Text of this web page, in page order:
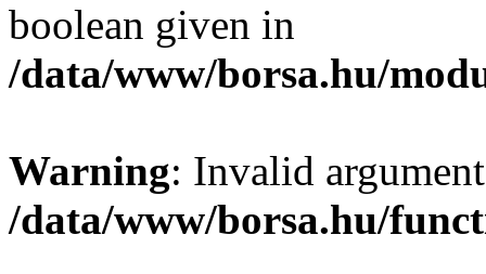
boolean given in
/data/www/borsa.hu/
Warning: Invalid
/data/www/borsa.hu/